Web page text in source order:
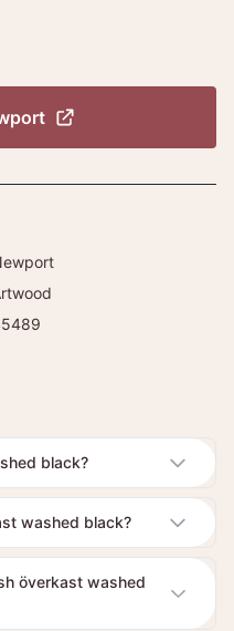
black?
washed black?
överkast washed